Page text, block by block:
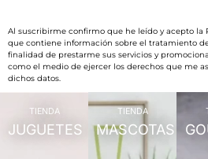
Al suscribirme confirmo que he leído y acepto la
que contiene información sobre el tratamiento
finalidad de prestarme sus servicios y
como el medio de ejercer los derechos que me
dichos datos.
TIENDA
JUGUETES
TIENDA
MASCOTAS